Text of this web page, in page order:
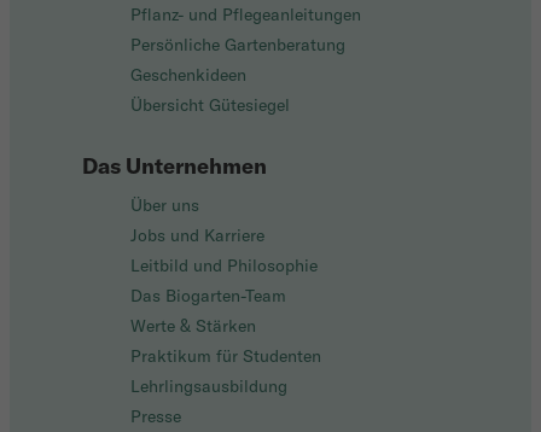
Pflanz- und Pflegeanleitungen
Persönliche Gartenberatung
Geschenkideen
Übersicht Gütesiegel
Das Unternehmen
Über uns
Jobs und Karriere
Leitbild und Philosophie
Das Biogarten-Team
Werte & Stärken
Praktikum für Studenten
Lehrlingsausbildung
Presse